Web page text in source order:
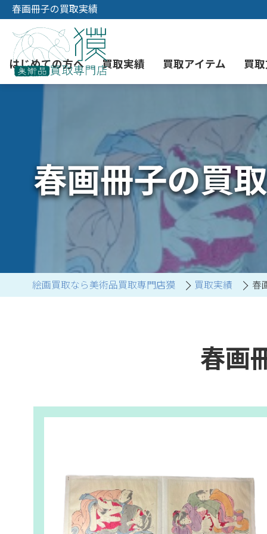
春画冊子の買取実績
はじめての方へ
初めての美術品売却
YOUTUBE
買取実績 買取アイテム
骨董品買取
西洋アンティーク買取
中国骨董品買取
買
3つの買取方法
宅配・郵送買取
時価評価サービス
消費者志向自主宣言
春画冊子の買
絵画買取なら美術品買取専門店獏 買取実績 春
春画